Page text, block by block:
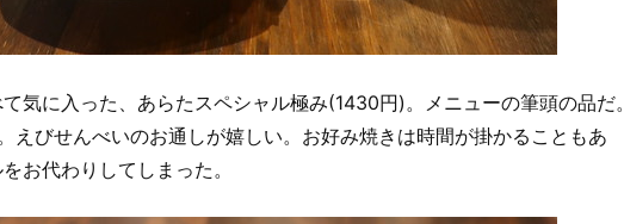
気に入った、あらたスペシャル極み(1430円)。メニューの筆頭の品だ。
えびせんべいのお通しが嬉しい。お好み焼きは時間が掛かることもあ
お代わりしてしまった。